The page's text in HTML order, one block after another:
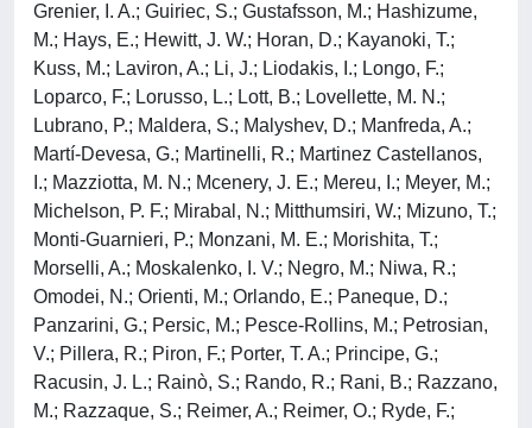
Grenier, I. A.; Guiriec, S.; Gustafsson, M.; Hashizume,
M.; Hays, E.; Hewitt, J. W.; Horan, D.; Kayanoki, T.;
Kuss, M.; Laviron, A.; Li, J.; Liodakis, I.; Longo, F.;
Loparco, F.; Lorusso, L.; Lott, B.; Lovellette, M. N.;
Lubrano, P.; Maldera, S.; Malyshev, D.; Manfreda, A.;
Martí-Devesa, G.; Martinelli, R.; Martinez Castellanos,
I.; Mazziotta, M. N.; Mcenery, J. E.; Mereu, I.; Meyer, M.;
Michelson, P. F.; Mirabal, N.; Mitthumsiri, W.; Mizuno, T.;
Monti-Guarnieri, P.; Monzani, M. E.; Morishita, T.;
Morselli, A.; Moskalenko, I. V.; Negro, M.; Niwa, R.;
Omodei, N.; Orienti, M.; Orlando, E.; Paneque, D.;
Panzarini, G.; Persic, M.; Pesce-Rollins, M.; Petrosian,
V.; Pillera, R.; Piron, F.; Porter, T. A.; Principe, G.;
Racusin, J. L.; Rainò, S.; Rando, R.; Rani, B.; Razzano,
M.; Razzaque, S.; Reimer, A.; Reimer, O.; Ryde, F.;